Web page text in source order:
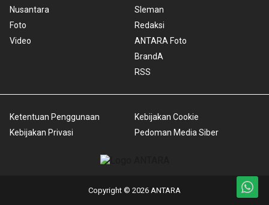
Nusantara
Foto
Video
Sleman
Redaksi
ANTARA Foto
BrandA
RSS
Ketentuan Penggunaan
Kebijakan Privasi
Kebijakan Cookie
Pedoman Media Siber
Copyright © 2026 ANTARA